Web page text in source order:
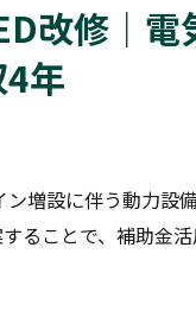
改修｜
年
増設に伴う動力設
ることで、補助金